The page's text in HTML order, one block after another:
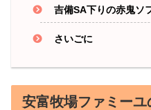
吉備SA下りの赤鬼ソ
さいごに
安富牧場ファミー